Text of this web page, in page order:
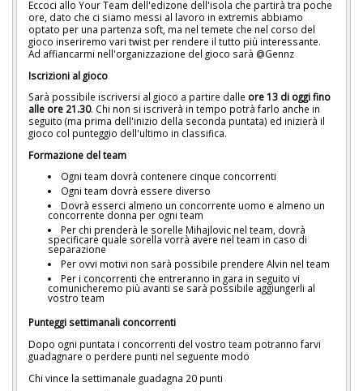
Eccoci allo Your Team dell'edizone dell'isola che partirà tra poche
ore, dato che ci siamo messi al lavoro in extremis abbiamo
optato per una partenza soft, ma nel temete che nel corso del
gioco inseriremo vari twist per rendere il tutto più interessante.
Ad affiancarmi nell'organizzazione del gioco sarà @Gennz
Iscrizioni al gioco
Sarà possibile iscriversi al gioco a partire dalle ore 13 di oggi fino
alle ore 21.30. Chi non si iscriverà in tempo potrà farlo anche in
seguito (ma prima dell'inizio della seconda puntata) ed inizierà il
gioco col punteggio dell'ultimo in classifica.
Formazione del team
Ogni team dovrà contenere cinque concorrenti
Ogni team dovrà essere diverso
Dovrà esserci almeno un concorrente uomo e almeno un
concorrente donna per ogni team
Per chi prenderà le sorelle Mihajlovic nel team, dovrà
specificare quale sorella vorrà avere nel team in caso di
separazione
Per ovvi motivi non sarà possibile prendere Alvin nel team
Per i concorrenti che entreranno in gara in seguito vi
comunicheremo più avanti se sarà possibile aggiungerli al
vostro team
Punteggi settimanali concorrenti
Dopo ogni puntata i concorrenti del vostro team potranno farvi
guadagnare o perdere punti nel seguente modo
Chi vince la settimanale guadagna 20 punti